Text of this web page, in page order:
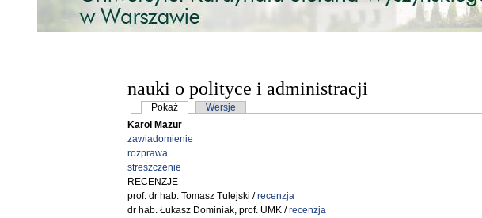
nauki o polityce i administracji
Karty podstawowe
Pokaż(aktywna karta)
Wersje
Karol Mazur
zawiadomienie
rozprawa
streszczenie
RECENZJE
prof. dr hab. Tomasz Tulejski /recenzja
dr hab. Łukasz Dominiak, prof. UMK /recenzja